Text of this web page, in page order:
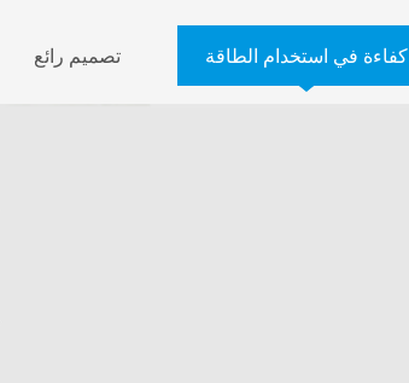
كفاءة في استخدام الطاقة تصميم رائع